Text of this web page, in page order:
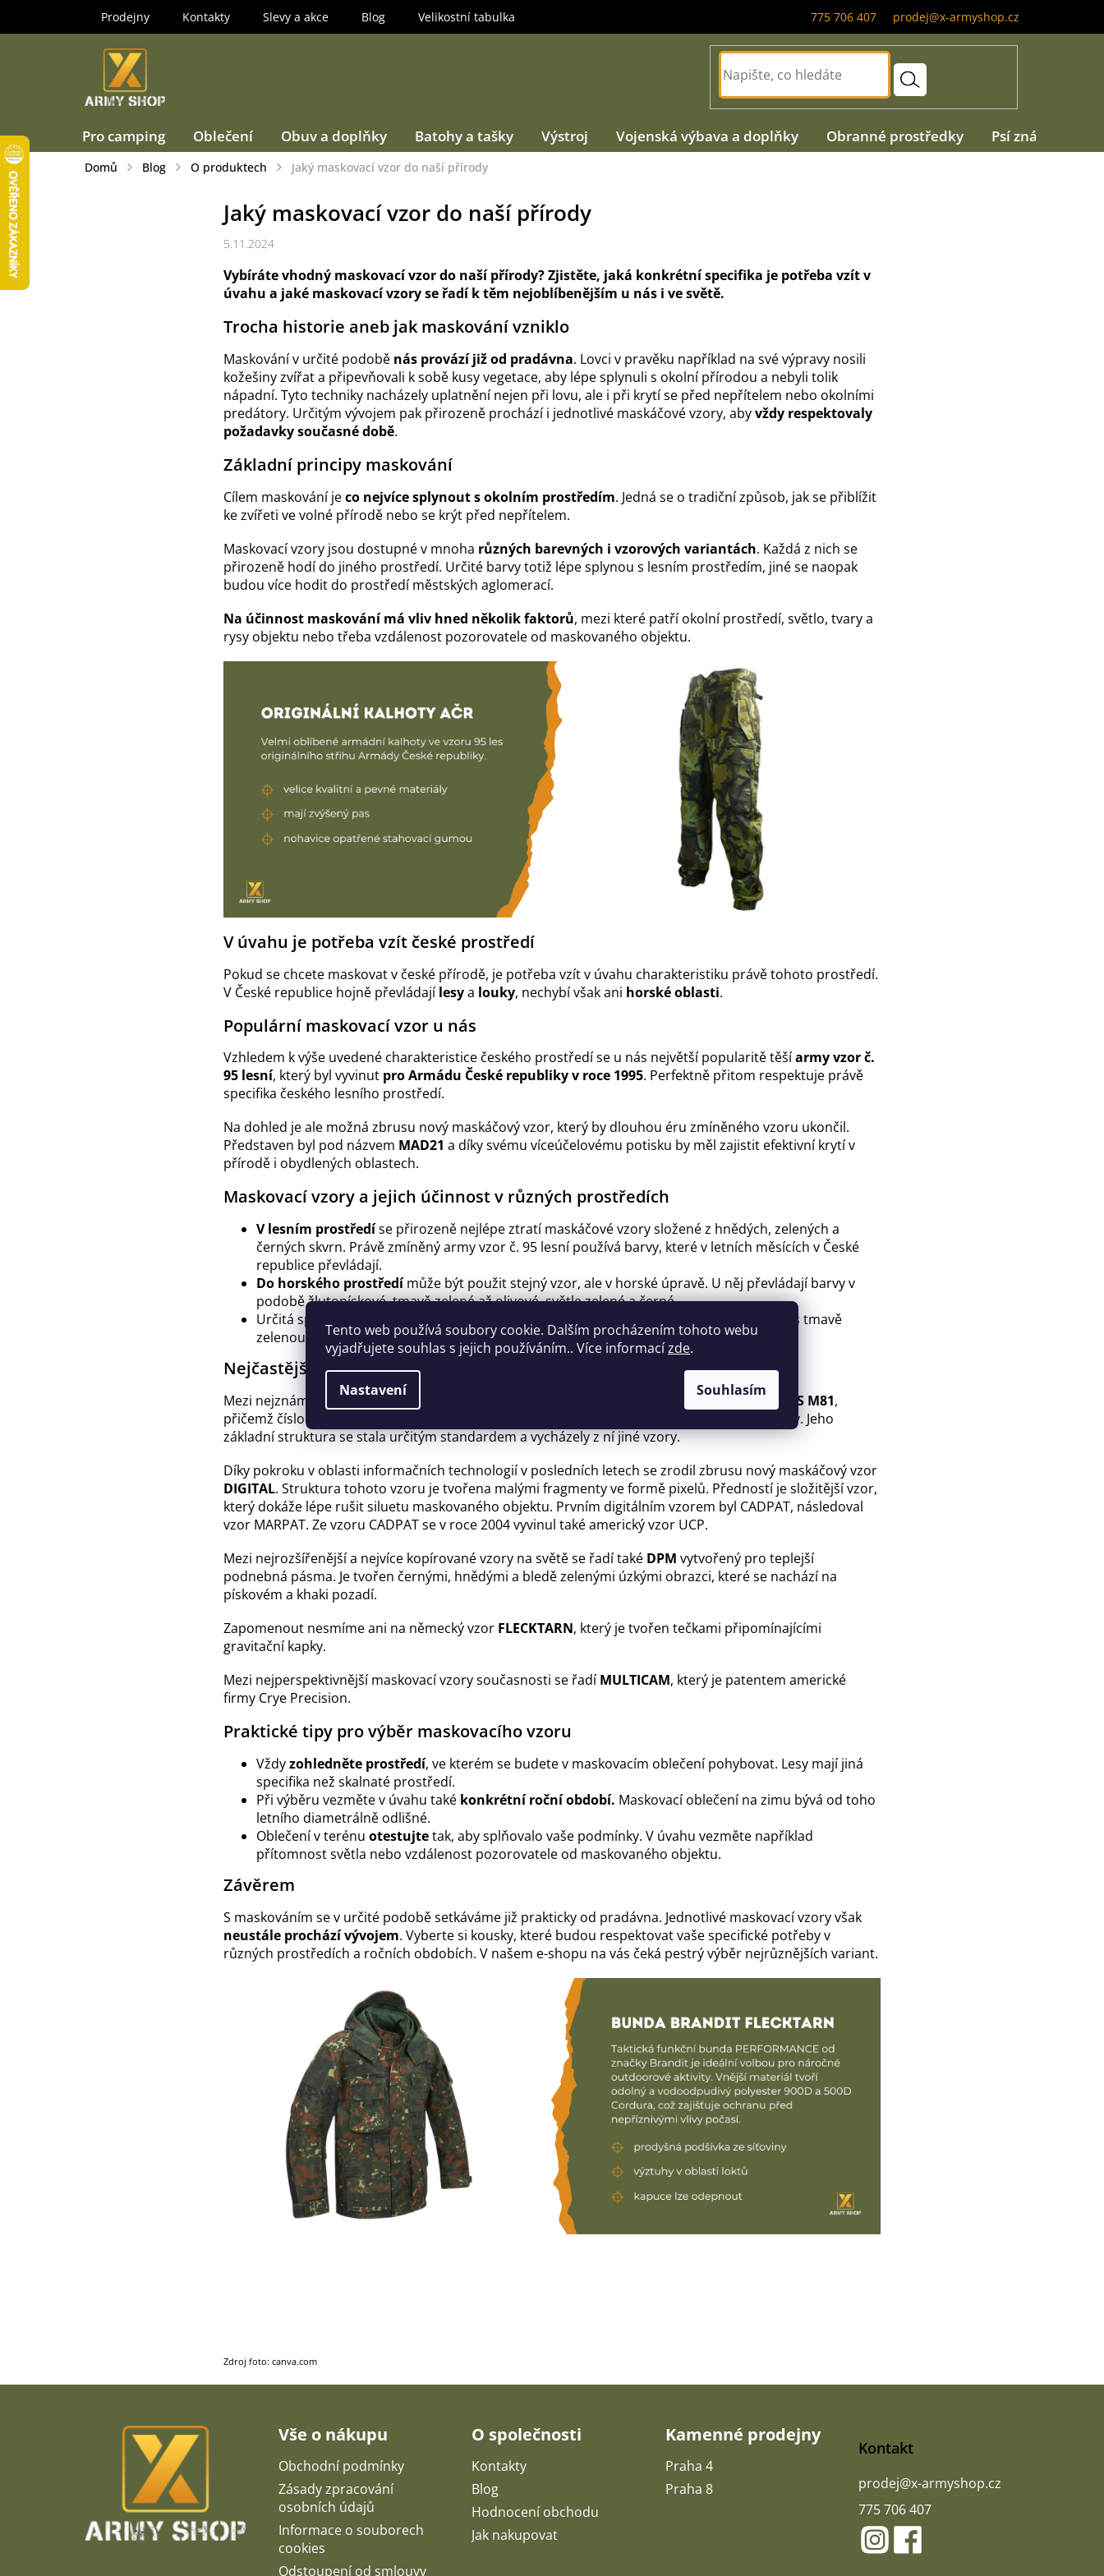
Tento web používá soubory cookie. Dalším procházením tohoto webu
vyjadřujete souhlas s jejich používáním.. Více informacízde.
Nastavení Souhlasím
775 706 407 prodej@x-armyshop.cz
Prodejny Kontakty Slevy a akce Blog Velikostní tabulka
Pro camping Oblečení Obuv a doplňky Batohy a tašky Výstroj Vojenská výbava a doplňky Obranné prostředky Psí známky
Domů Blog O produktech Jaký maskovací vzor do naší přírody
Jaký maskovací vzor do naší přírody
5.11.2024
Vybíráte vhodný maskovací vzor do naší přírody? Zjistěte, jaká konkrétní specifika je potřeba vzít v
úvahu a jaké maskovací vzory se řadí k těm nejoblíbenějším u nás i ve světě.
Trocha historie aneb jak maskování vzniklo
Maskování v určité podobě nás provází již od pradávna. Lovci v pravěku například na své výpravy nosili
kožešiny zvířat a připevňovali k sobě kusy vegetace, aby lépe splynuli s okolní přírodou a nebyli tolik
nápadní. Tyto techniky nacházely uplatnění nejen při lovu, ale i při krytí se před nepřítelem nebo okolními
predátory. Určitým vývojem pak přirozeně prochází i jednotlivé maskáčové vzory, abyvždy respektovaly
požadavky současné době.
Základní principy maskování
Cílem maskování jeco nejvíce splynout s okolním prostředím. Jedná se o tradiční způsob, jak se přiblížit
ke zvířeti ve volné přírodě nebo se krýt před nepřítelem.
Maskovací vzory jsou dostupné v mnoha různých barevných i vzorových variantách. Každá z nich se
přirozeně hodí do jiného prostředí. Určité barvy totiž lépe splynou s lesním prostředím, jiné se naopak
budou více hodit do prostředí městských aglomerací.
Na účinnost maskování má vliv hned několik faktorů, mezi které patří okolní prostředí, světlo, tvary a
rysy objektu nebo třeba vzdálenost pozorovatele od maskovaného objektu.
V úvahu je potřeba vzít české prostředí
Pokud se chcete maskovat v české přírodě, je potřeba vzít v úvahu charakteristiku právě tohoto prostředí.
V České republice hojně převládajílesya louky, nechybí však ani horské oblasti.
Populární maskovací vzor u nás
Vzhledem k výše uvedené charakteristice českého prostředí se u nás největší popularitě těšíarmy vzor č.
95 lesní, který byl vyvinut pro Armádu České republiky v roce 1995. Perfektně přitom respektuje právě
specifika českého lesního prostředí.
Na dohled je ale možná zbrusu nový maskáčový vzor, který by dlouhou éru zmíněného vzoru ukončil.
Představen byl pod názvem MAD21 a díky svému víceúčelovému potisku by měl zajistit efektivní krytí v
přírodě i obydlených oblastech.
Maskovací vzory a jejich účinnost v různých prostředích
V lesním prostředíse přirozeně nejlépe ztratí maskáčové vzory složené z hnědých, zelených a
černých skvrn. Právě zmíněný army vzor č. 95 lesní používá barvy, které v letních měsících v České
republice převládají.
Do horského prostředímůže být použit stejný vzor, ale v horské úpravě. U něj převládají barvy v
podobě žlutopískové, tmavě zelené až olivové, světle zelené a černé.
Určitá specifika vyžaduje i
. U něj se prolíná bílá barva společně s tmavě
zelenou a olivovou.
Nejčastější vzory současnosti z celého světa
Mezi nejznámější maskáčové vzory se právem řadí . Jeho oficiální označení zní US M81,
přičemž číslo 81 značí rok jeho vzniku. Patří mezi nejkopírovanější a nejvíce upravované vzory. Jeho
základní struktura se stala určitým standardem a vycházely z ní jiné vzory.
Díky pokroku v oblasti informačních technologií v posledních letech se zrodil zbrusu nový maskáčový vzor
DIGITAL. Struktura tohoto vzoru je tvořena malými fragmenty ve formě pixelů. Předností je složitější vzor,
který dokáže lépe rušit siluetu maskovaného objektu. Prvním digitálním vzorem byl CADPAT, následoval
vzor MARPAT. Ze vzoru CADPAT se v roce 2004 vyvinul také americký vzor UCP.
Mezi nejrozšířenější a nejvíce kopírované vzory na světě se řadí také DPM vytvořený pro teplejší
podnebná pásma. Je tvořen černými, hnědými a bledě zelenými úzkými obrazci, které se nachází na
pískovém a khaki pozadí.
Zapomenout nesmíme ani na německý vzor FLECKTARN, který je tvořen tečkami připomínajícími
gravitační kapky.
Mezi nejperspektivnější maskovací vzory současnosti se řadíMULTICAM, který je patentem americké
firmy Crye Precision.
Praktické tipy pro výběr maskovacího vzoru
Vždyzohledněte prostředí, ve kterém se budete v maskovacím oblečení pohybovat. Lesy mají jiná
specifika než skalnaté prostředí.
Při výběru vezměte v úvahu také konkrétní roční období. Maskovací oblečení na zimu bývá od toho
letního diametrálně odlišné.
Oblečení v terénu otestujtetak, aby splňovalo vaše podmínky. V úvahu vezměte například
přítomnost světla nebo vzdálenost pozorovatele od maskovaného objektu.
Závěrem
S maskováním se v určité podobě setkáváme již prakticky od pradávna. Jednotlivé maskovací vzory však
neustále prochází vývojem. Vyberte si kousky, které budou respektovat vaše specifické potřeby v
různých prostředích a ročních obdobích. V našem e-shopu na vás čeká pestrý výběr nejrůznějších variant.
Zdroj foto: canva.com
Vše o nákupu
Obchodní podmínky
Zásady zpracování
osobních údajů
Informace o souborech
cookies
Odstoupení od smlouvy
O společnosti
Kontakty
Blog
Hodnocení obchodu
Jak nakupovat
Kamenné prodejny
Praha 4
Praha 8
Kontakt
prodej@x-armyshop.cz
775 706 407